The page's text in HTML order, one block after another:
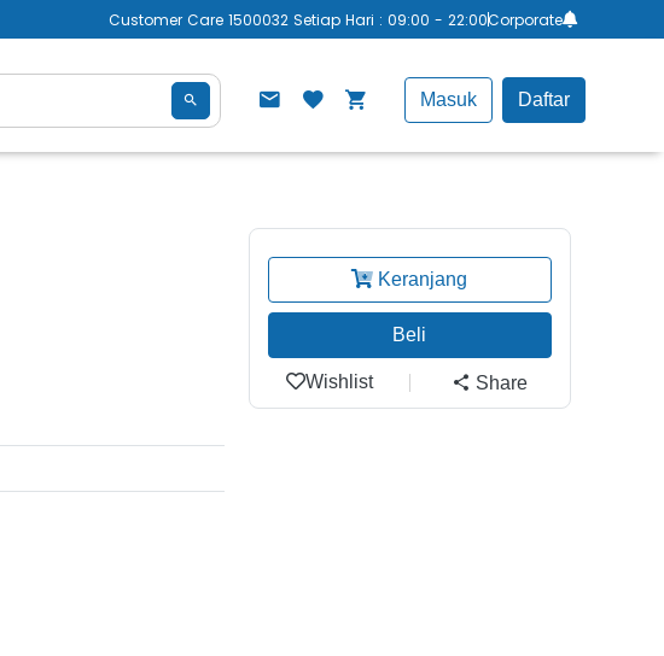
Customer Care 1500032 Setiap Hari : 09:00 - 22:00Corporate
Masuk Daftar
Keranjang
Beli
Wishlist Share